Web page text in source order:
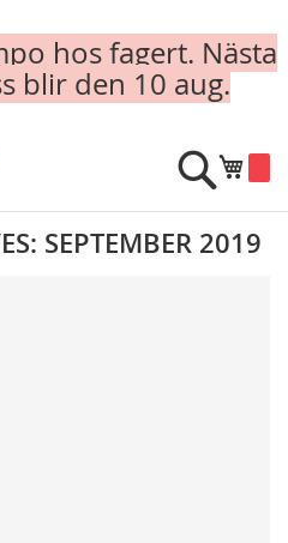
hos fagert. Nästa
blir den 10 aug.
Min
Sök
SEPTEMBER 2019